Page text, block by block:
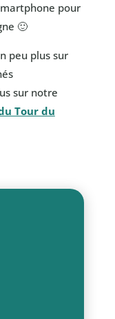
pour
🙂
peu plus sur
sur notre
Tour du